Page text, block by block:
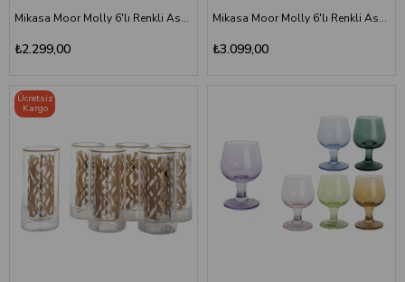
Mikasa Moor Molly 6'lı Renkli Asorti Cam Likör Bardağı Seti
₺2.299,00
Mikasa Moor Molly 6'lı Renkli Asorti Cam Kahve Yanı Bardak Seti
₺3.099,00
Ücretsiz
Kargo